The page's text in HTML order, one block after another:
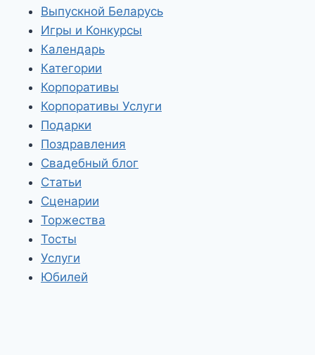
Выпускной Беларусь
Игры и Конкурсы
Календарь
Категории
Корпоративы
Корпоративы Услуги
Подарки
Поздравления
Свадебный блог
Статьи
Сценарии
Торжества
Тосты
Услуги
Юбилей